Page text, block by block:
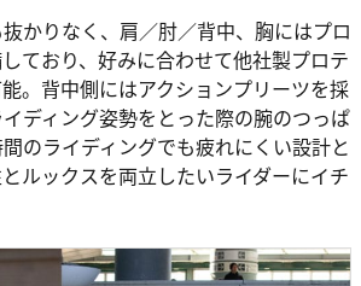
かりなく、肩／肘／背中、胸にはプロ
ており、好みに合わせて他社製プロテ
。背中側にはアクションプリーツを採
ディング姿勢をとった際の腕のつっぱ
のライディングでも疲れにくい設計と
ルックスを両立したいライダーにイチ